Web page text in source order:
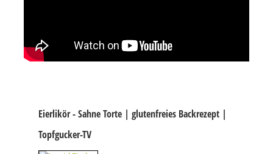
Eierlikör - Sahne Torte | glutenfreies Backrezept |
Topfgucker-TV